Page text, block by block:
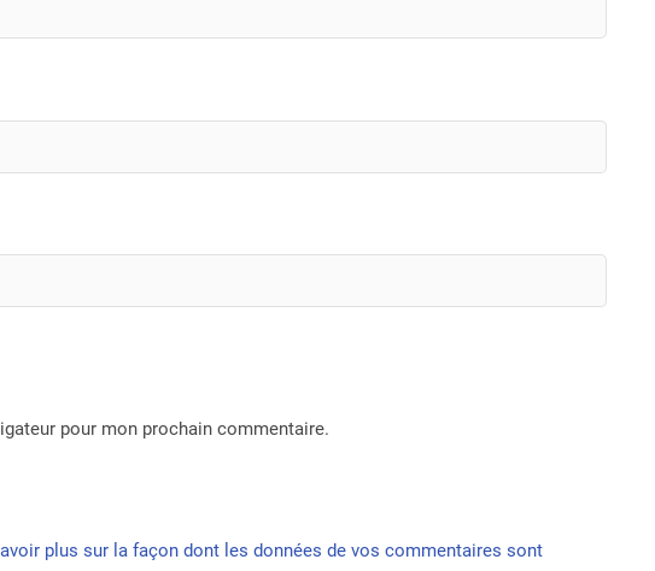
pour mon prochain commentaire.
plus sur la façon dont les données de vos commentaires sont